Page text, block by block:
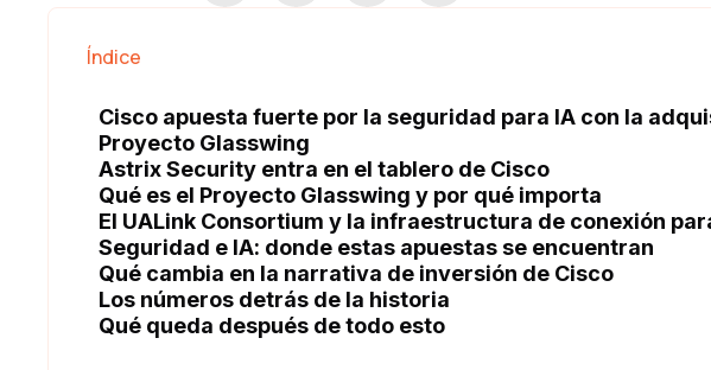
Índice
Cisco apuesta fuerte por la seguridad para IA con la
Proyecto Glasswing
Astrix Security entra en el tablero de Cisco
Qué es el Proyecto Glasswing y por qué importa
El UALink Consortium y la infraestructura de conexión
Seguridad e IA: donde estas apuestas se encuentran
Qué cambia en la narrativa de inversión de Cisco
Los números detrás de la historia
Qué queda después de todo esto